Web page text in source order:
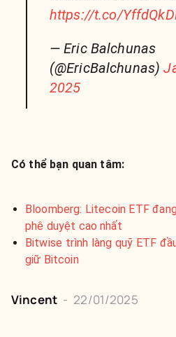
https://t.co/
— Eric Balchunas
(@EricBalchunas)
2025
Có thể bạn quan tâm:
Bloomberg: Litecoin ETF
phê duyệt cao nhất
Bitwise trình làng quỹ ETF
giữ Bitcoin
Vincent - 22/01/2025